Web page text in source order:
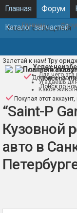
Главная Форум
Новые сообщения
Каталог запчастей
Главная
Залетай к нам! Тру
Полный
Поиск по VIN
Поиск по
Успех
Для чего эта
Угадаешь
Какое
Платный
Доступны
Покупая этот
“Saint-P
Кузовной
авто в